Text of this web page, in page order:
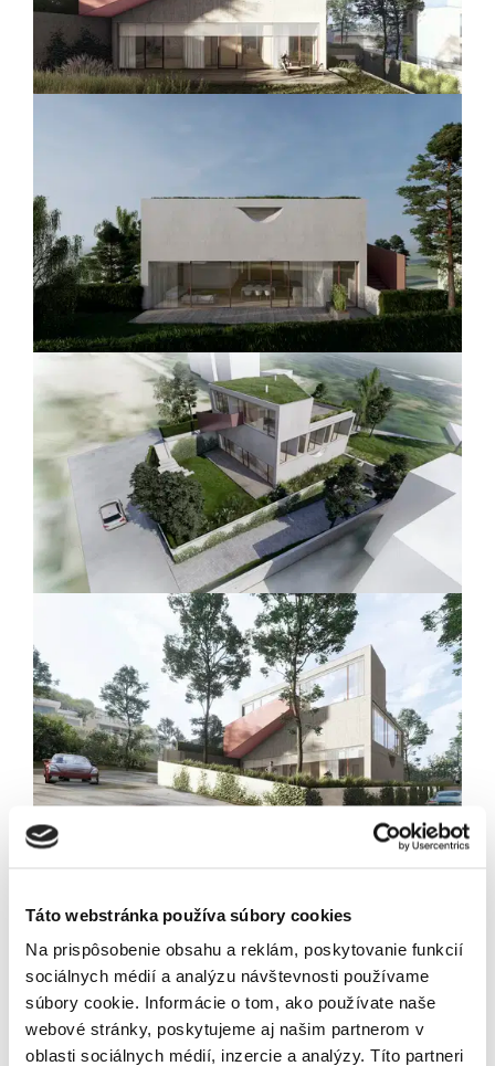
Táto webstránka používa súbory cookies
Na prispôsobenie obsahu a reklám, poskytovanie funkcií
sociálnych médií a analýzu návštevnosti používame
súbory cookie. Informácie o tom, ako používate naše
webové stránky, poskytujeme aj našim partnerom v
oblasti sociálnych médií, inzercie a analýzy. Títo partneri
sveta realít.
Odoslaním tohto formulára súhlasíte so
spracúvaním osobných údajov.